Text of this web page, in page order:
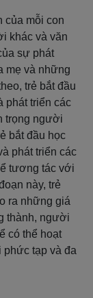
của mỗi con
khác và văn
sự phát
mẹ và những
trẻ bắt đầu
phát triển các
trọng người
bắt đầu học
phát triển các
tương tác với
này, trẻ
ra những giá
thành, người
có thể hoạt
phức tạp và đa